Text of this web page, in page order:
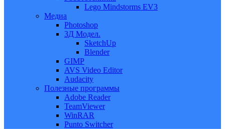
Lego Mindstorms EV3
Медиа
Photoshop
3Д Модел.
SketchUp
Blender
GIMP
AVS Video Editor
Audacity
Полезные программы
Adobe Reader
TeamViewer
WinRAR
Punto Switcher